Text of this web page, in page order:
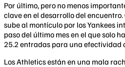
Por último, pero no menos
clave en el desarrollo del
sube al montículo por los Yankees
paso del último mes en el que solo
25.2 entradas para una efectividad
Los Athletics están en una mala